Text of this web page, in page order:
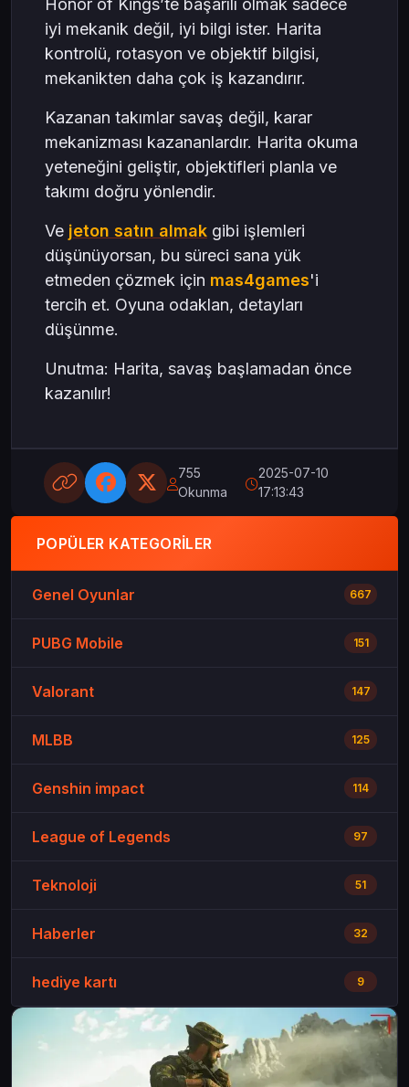
iyi mekanik değil, iyi bilgi ister. Harita
kontrolü, rotasyon ve objektif bilgisi,
mekanikten daha çok iş kazandırır.
Kazanan takımlar savaş değil, karar
mekanizması kazananlardır. Harita okuma
yeteneğini geliştir, objektifleri planla ve
takımı doğru yönlendir.
Ve jeton satın almak gibi işlemleri
düşünüyorsan, bu süreci sana yük
etmeden çözmek için mas4games'i
tercih et. Oyuna odaklan, detayları
düşünme.
Unutma: Harita, savaş başlamadan önce
kazanılır!
755
Okunma
2025-07-10
17:13:43
POPÜLER KATEGORILER
Genel Oyunlar 667
PUBG Mobile 151
Valorant 147
MLBB 125
Genshin impact 114
League of Legends 97
Teknoloji 51
Haberler 32
hediye kartı 9